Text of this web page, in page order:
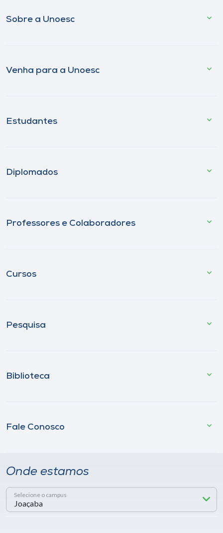
Sobre a Unoesc
Venha para a Unoesc
Estudantes
Diplomados
Professores e Colaboradores
Cursos
Pesquisa
Biblioteca
Fale Conosco
Onde estamos
Selecione o campus